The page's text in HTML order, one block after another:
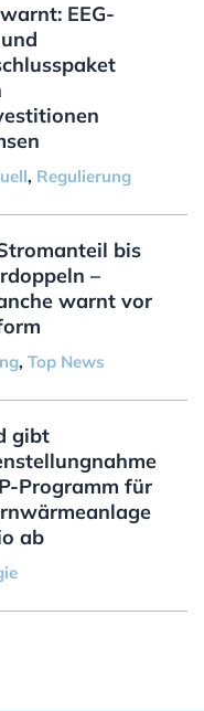
EEG-
, Regulierung
bis
–
warnt vor
, Top News
gibt
Programm für
ab